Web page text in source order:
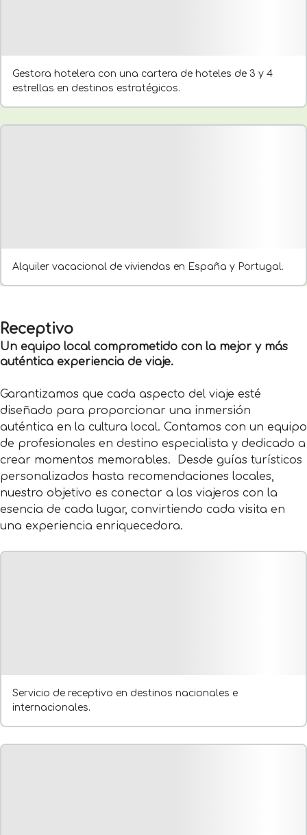
Gestora hotelera con una cartera de hoteles de 3 y 4
estrellas en destinos estratégicos.
Alquiler vacacional de viviendas en España y Portugal.
Receptivo
Un equipo local comprometido con la mejor y más
auténtica experiencia de viaje.
Garantizamos que cada aspecto del viaje esté
diseñado para proporcionar una inmersión
auténtica en la cultura local. Contamos con un equipo
de profesionales en destino especialista y dedicado a
crear momentos memorables. Desde guías turísticos
personalizados hasta recomendaciones locales,
nuestro objetivo es conectar a los viajeros con la
esencia de cada lugar, convirtiendo cada visita en
una experiencia enriquecedora.
Servicio de receptivo en destinos nacionales e
internacionales.